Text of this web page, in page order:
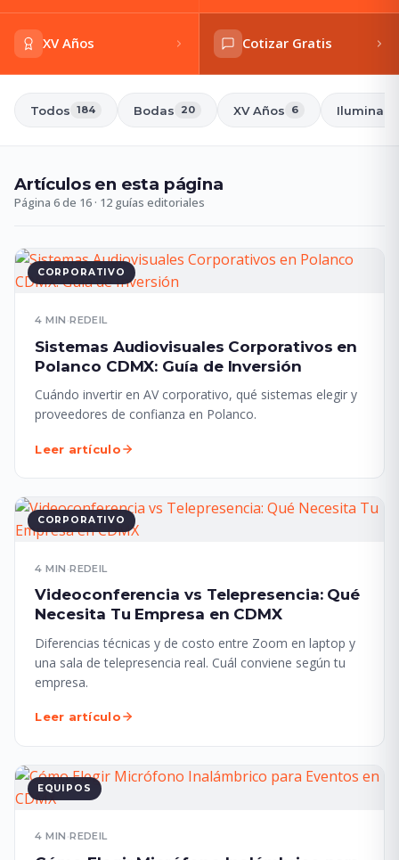
XV Años Cotizar Gratis
Todos 184 Bodas 20 XV Años 6
Artículos en esta página
Página 6 de 16 · 12 guías editoriales
CORPORATIVO
4 MIN ·REDEIL
Sistemas Audiovisuales Corporativos en
Polanco CDMX: Guía de Inversión
Cuándo invertir en AV corporativo, qué sistemas elegir y
proveedores de confianza en Polanco.
Leer artículo
CORPORATIVO
4 MIN ·REDEIL
Videoconferencia vs Telepresencia: Qué
Necesita Tu Empresa en CDMX
Diferencias técnicas y de costo entre Zoom en laptop y
una sala de telepresencia real. Cuál conviene según tu
empresa.
Leer artículo
EQUIPOS
4 MIN ·REDEIL